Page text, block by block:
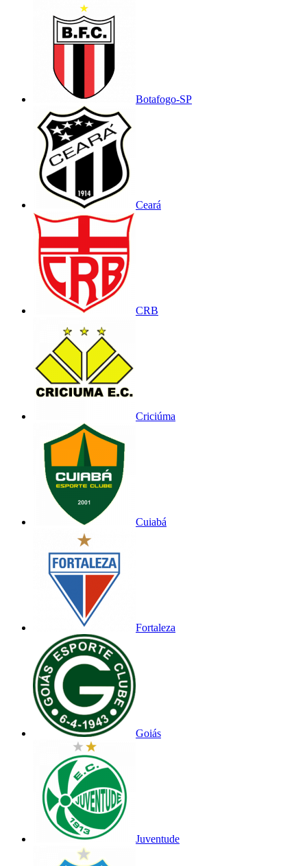
Botafogo-SP
Ceará
CRB
Criciúma
Cuiabá
Fortaleza
Goiás
Juventude